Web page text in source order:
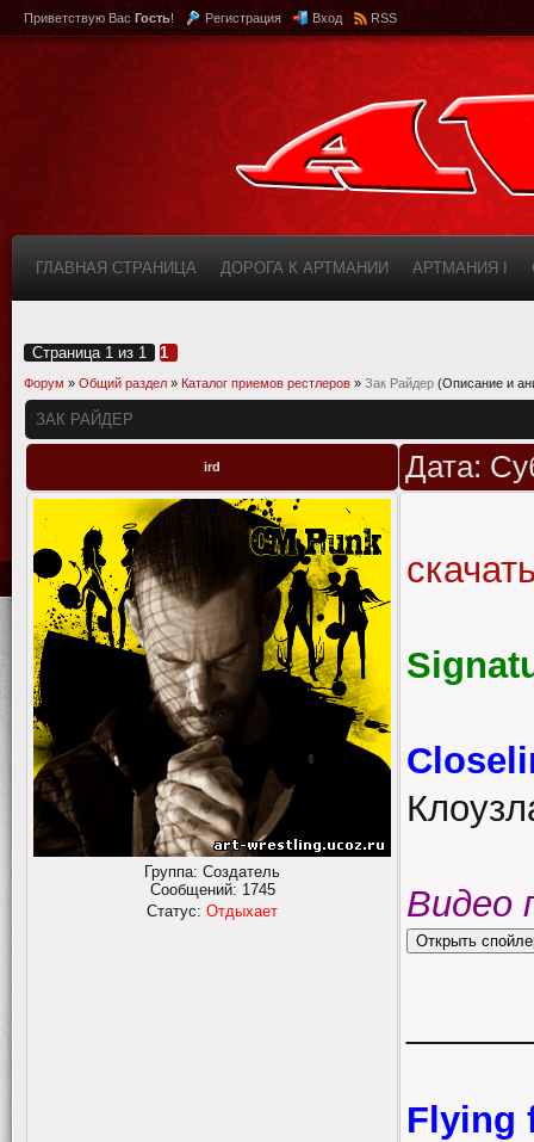
Приветствую Вас Гость! Регистрация Вход RSS
ГЛАВНАЯ СТРАНИЦА ДОРОГА К АРТМАНИИ АРТМАНИЯ I
Страница 1 из 1 1
Форум » Общий раздел » Каталог приемов рестлеров » Зак Райдер (Описание и
ЗАК РАЙДЕР
ird Дата:
Группа: Создатель
Сообщений: 1745
Статус: Отдыхает Видео
Flying